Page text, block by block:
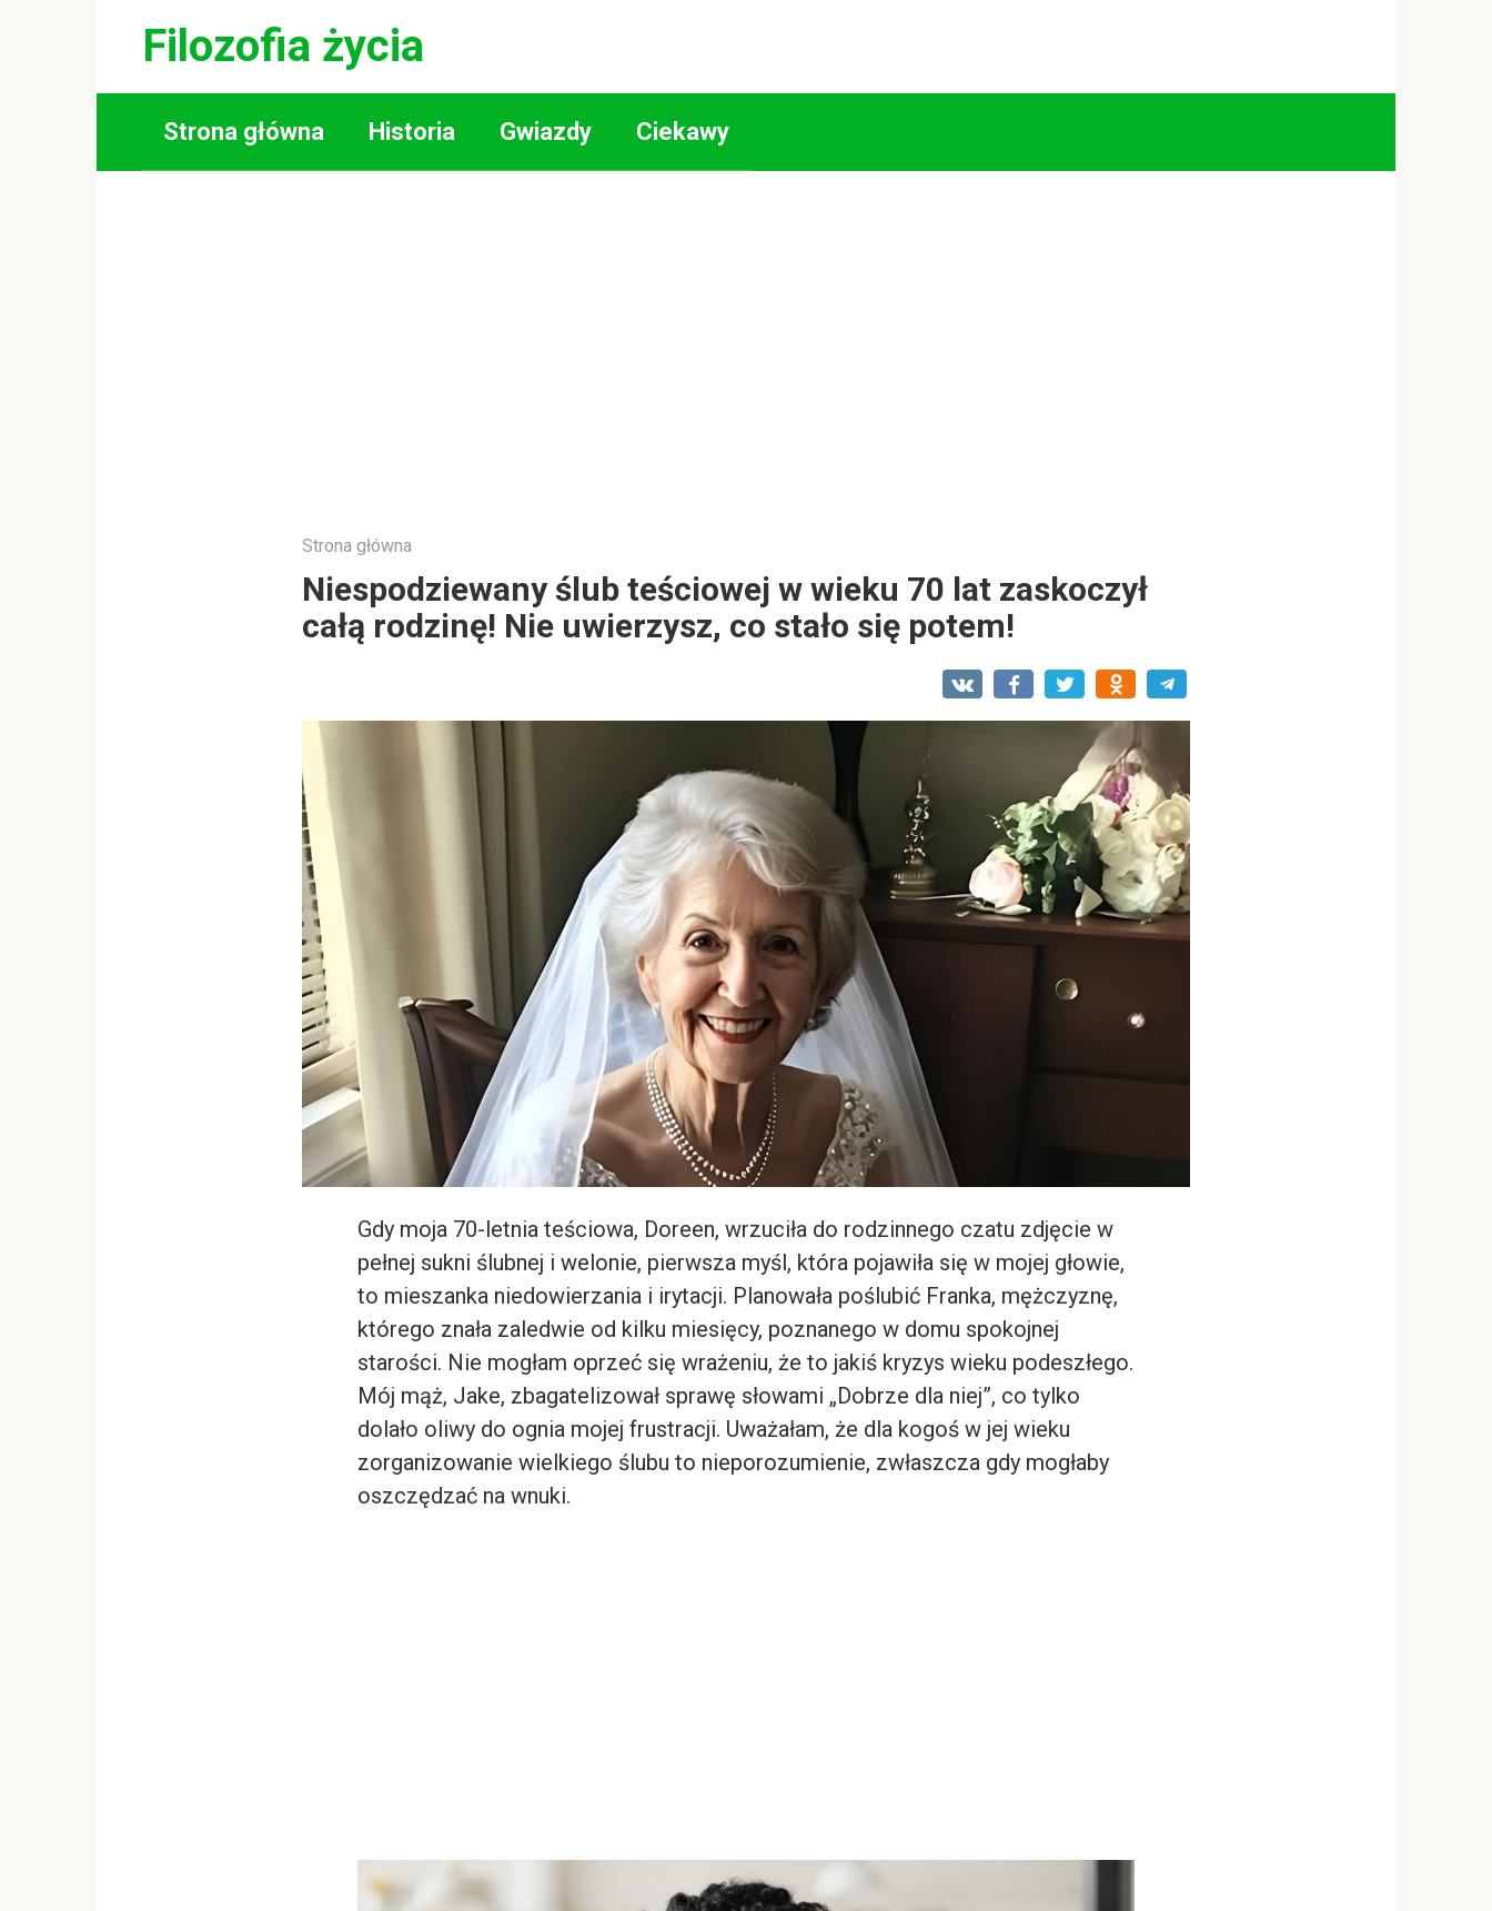
Filozofia życia
Strona główna Historia Gwiazdy Ciekawy
Strona główna
Niespodziewany ślub teściowej w wieku 70 lat zaskoczył
całą rodzinę! Nie uwierzysz, co stało się potem!
C
h
t
G
P
s
a
i
d
:
Gdy moja 70-letnia teściowa, Doreen, wrzuciła do rodzinnego czatu zdjęcie w
pełnej sukni ślubnej i welonie, pierwsza myśl, która pojawiła się w mojej głowie,
to mieszanka niedowierzania i irytacji. Planowała poślubić Franka, mężczyznę,
którego znała zaledwie od kilku miesięcy, poznanego w domu spokojnej
starości. Nie mogłam oprzeć się wrażeniu, że to jakiś kryzys wieku podeszłego.
Mój mąż, Jake, zbagatelizował sprawę słowami „Dobrze dla niej”, co tylko
dolało oliwy do ognia mojej frustracji. Uważałam, że dla kogoś w jej wieku
zorganizowanie wielkiego ślubu to nieporozumienie, zwłaszcza gdy mogłaby
oszczędzać na wnuki.